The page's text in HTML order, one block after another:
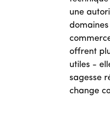
une
offrent
utiles -
sagesse
change